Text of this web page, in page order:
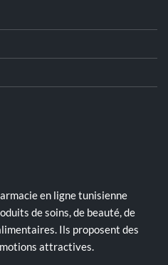
en ligne tunisienne
de soins, de beauté, de
Ils proposent des
attractives.